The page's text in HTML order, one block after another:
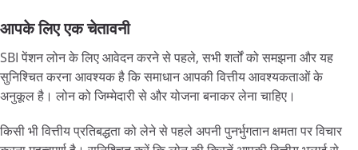
आपके लिए एक चेतावनी
SBI पेंशन लोन के लिए आवेदन करने से पहले, सभी शर्तों को समझना और यह
सुनिश्चित करना आवश्यक है कि समाधान आपकी वित्तीय आवश्यकताओं के
अनुकूल है। लोन को जिम्मेदारी से और योजना बनाकर लेना चाहिए।
किसी भी वित्तीय प्रतिबद्धता को लेने से पहले अपनी पुनर्भुगतान क्षमता पर विचार